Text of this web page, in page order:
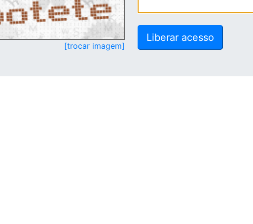
[trocar imagem]